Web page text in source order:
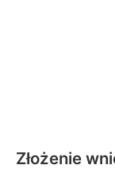
Złożenie